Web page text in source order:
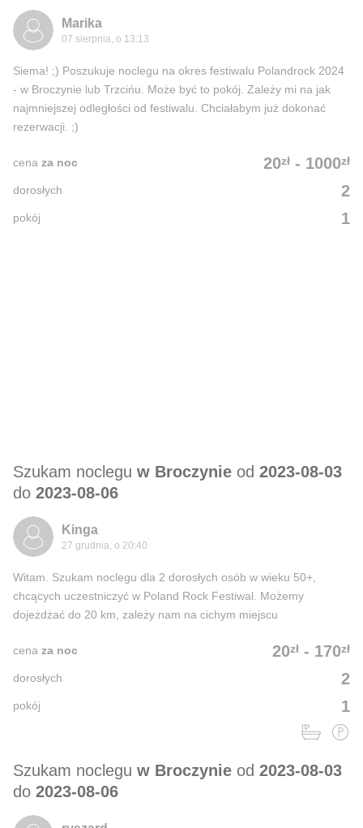
Marika
07 sierpnia, o 13:13
Siema! ;) Poszukuje noclegu na okres festiwalu Polandrock 2024
- w Broczynie lub Trzcińu. Może być to pokój. Zależy mi na jak
najmniejszej odległości od festiwalu. Chciałabym już dokonać
rezerwacji. ;)
20zł - 1000zł
cena za noc
2
dorosłych
1
pokój
Szukam noclegu w Broczynie od 2023-08-03
do 2023-08-06
Kinga
27 grudnia, o 20:40
Witam. Szukam noclegu dla 2 dorosłych osób w wieku 50+,
chcących uczestniczyć w Poland Rock Festiwal. Możemy
dojeżdżać do 20 km, zależy nam na cichym miejscu
20zł - 170zł
cena za noc
2
dorosłych
1
pokój
Szukam noclegu w Broczynie od 2023-08-03
do 2023-08-06